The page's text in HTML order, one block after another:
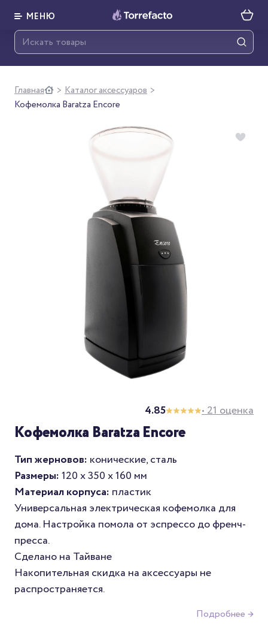
МЕНЮ
Главная > Каталог аксессуаров >
Кофемолка Baratza Encore
Кофемолка Baratza Encore
4.85 • 21 оценка
Тип жерновов: конические, сталь
Размеры:120 х 350 х 160 мм
Материал корпуса: пластик
Универсальная электрическая кофемолка для
дома. Настройка помола от эспрессо до френч-
пресса.
Сделано на Тайване
Накопительная скидка на аксессуары не
распространяется.
Подробнее →